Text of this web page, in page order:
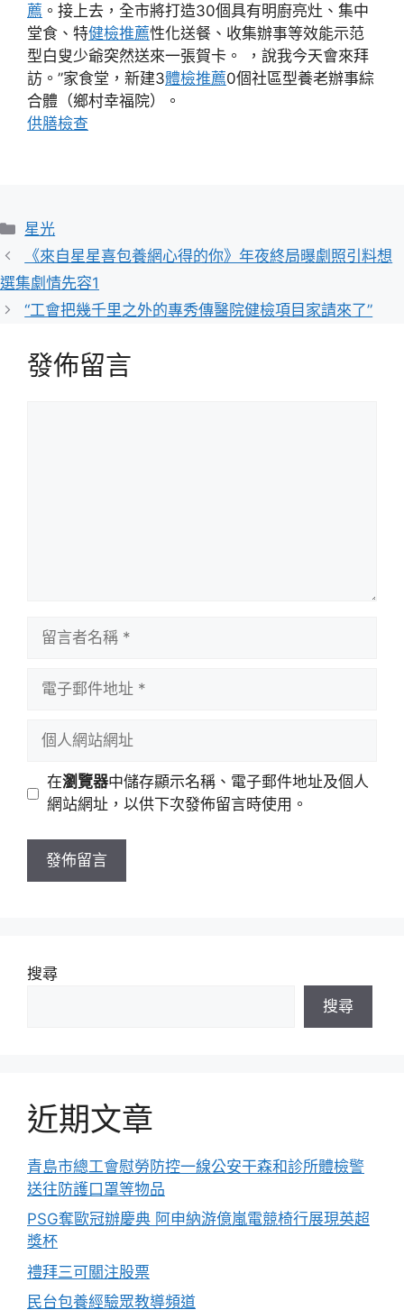
薦 。接上去，全市將打造30個具有明廚亮灶、集中
堂食、特健檢推薦性化送餐、收集辦事等效能示范
型白叟少爺突然送來一張賀卡。 ，說我今天會來拜
訪。”家食堂，新建3體檢推薦0個社區型養老辦事綜
合體（鄉村幸福院）。
供膳檢查
分
類
星光
《來自星星喜包養網心得的你》年夜終局曝劇照引料想
選集劇情先容1
“工會把幾千里之外的專秀傳醫院健檢項目家請來了”
發佈留言
址
站
址
在瀏覽器中儲存顯示名稱、電子郵件地址及個人
網站網址，以供下次發佈留言時使用。
搜尋
搜尋
近期文章
青島市總工會慰勞防控一線公安干森和診所體檢警
送往防護口罩等物品
PSG奪歐冠辦慶典 阿申納游億嵐電競椅行展現英超
獎杯
禮拜三可關注股票
民台包養經驗眾教導頻道